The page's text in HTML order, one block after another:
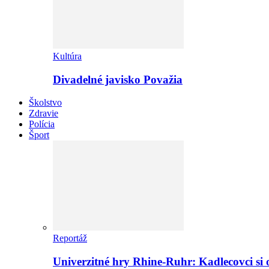
Kultúra
Divadelné javisko Považia
Školstvo
Zdravie
Polícia
Šport
Reportáž
Univerzitné hry Rhine-Ruhr: Kadlecovci si